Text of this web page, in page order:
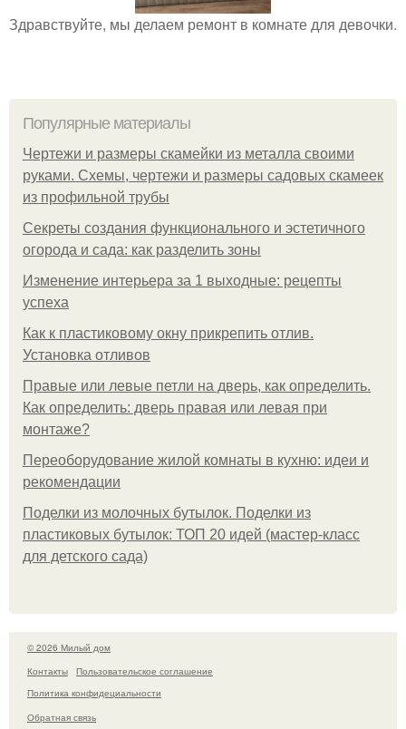
Здравствуйте, мы делаем ремонт в комнате для девочки.
Популярные материалы
Чертежи и размеры скамейки из металла своими
руками. Схемы, чертежи и размеры садовых скамеек
из профильной трубы
Секреты создания функционального и эстетичного
огорода и сада: как разделить зоны
Изменение интерьера за 1 выходные: рецепты
успеха
Как к пластиковому окну прикрепить отлив.
Установка отливов
Правые или левые петли на дверь, как определить.
Как определить: дверь правая или левая при
монтаже?
Переоборудование жилой комнаты в кухню: идеи и
рекомендации
Поделки из молочных бутылок. Поделки из
пластиковых бутылок: ТОП 20 идей (мастер-класс
для детского сада)
© 2026 Милый дом
Контакты
Пользовательское соглашение
Политика конфидециальности
Обратная связь